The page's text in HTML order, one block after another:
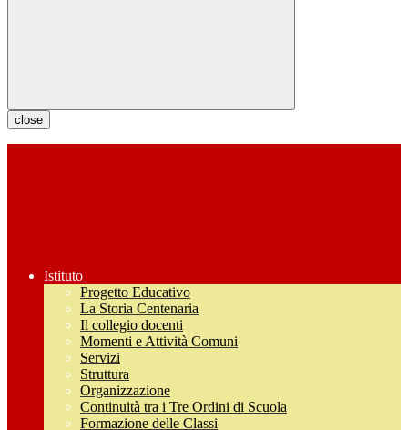
close
Istituto
Progetto Educativo
La Storia Centenaria
Il collegio docenti
Momenti e Attività Comuni
Servizi
Struttura
Organizzazione
Continuità tra i Tre Ordini di Scuola
Formazione delle Classi